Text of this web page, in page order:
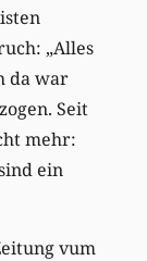
„Alles
da war
Seit
mehr:
ein
vum